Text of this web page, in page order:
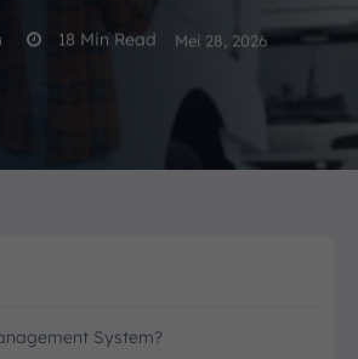
18 Min Read Mei 28, 2026
System?